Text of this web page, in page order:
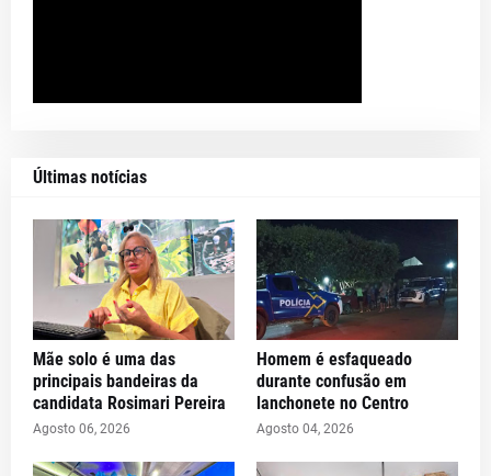
Últimas notícias
Mãe solo é uma das
principais bandeiras da
candidata Rosimari Pereira
Agosto 06, 2026
Homem é esfaqueado
durante confusão em
lanchonete no Centro
Agosto 04, 2026